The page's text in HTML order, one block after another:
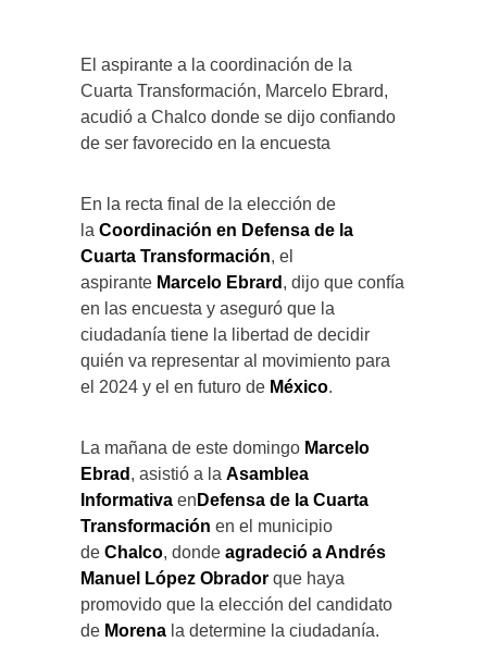
El aspirante a la coordinación de la
Cuarta Transformación, Marcelo Ebrard,
acudió a Chalco donde se dijo confiando
de ser favorecido en la encuesta
En la recta final de la elección de
la Coordinación en Defensa de la
Cuarta Transformación, el
aspirante Marcelo Ebrard , dijo que confía
en las encuesta y aseguró que la
ciudadanía tiene la libertad de decidir
quién va representar al movimiento para
el 2024 y el en futuro de México.
La mañana de este domingo Marcelo
Ebrad , asistió a la Asamblea
Informativa en Defensa de la Cuarta
Transformación en el municipio
de Chalco, donde agradeció a Andrés
Manuel López Obrador que haya
promovido que la elección del candidato
de Morena la determine la ciudadanía.